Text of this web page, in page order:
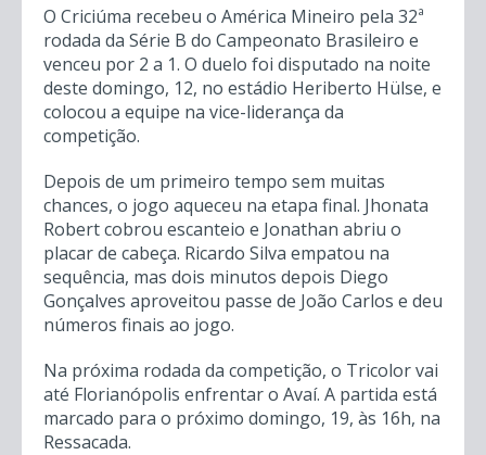
O Criciúma recebeu o América Mineiro pela 32ª
rodada da Série B do Campeonato Brasileiro e
venceu por 2 a 1. O duelo foi disputado na noite
deste domingo, 12, no estádio Heriberto Hülse, e
colocou a equipe na vice-liderança da
competição.
Depois de um primeiro tempo sem muitas
chances, o jogo aqueceu na etapa final. Jhonata
Robert cobrou escanteio e Jonathan abriu o
placar de cabeça. Ricardo Silva empatou na
sequência, mas dois minutos depois Diego
Gonçalves aproveitou passe de João Carlos e deu
números finais ao jogo.
Na próxima rodada da competição, o Tricolor vai
até Florianópolis enfrentar o Avaí. A partida está
marcado para o próximo domingo, 19, às 16h, na
Ressacada.